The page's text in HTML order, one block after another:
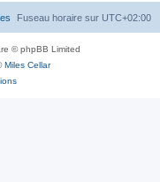
Fuseau horaire sur UTC+02:00
© phpBB Limited
Miles Cellar